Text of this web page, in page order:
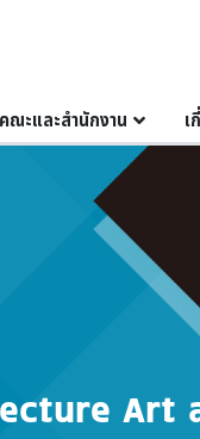
คณะและสำนักงาน
Art